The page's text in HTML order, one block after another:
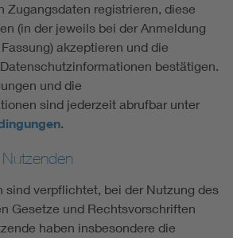
Zugangsdaten registrieren, diese
(in der jeweils bei der Anmeldung
akzeptieren und die
bestätigen.
und die
sind jederzeit abrufbar unter
.
verpflichtet, bei der Nutzung des
Gesetze und Rechtsvorschriften
haben insbesondere die